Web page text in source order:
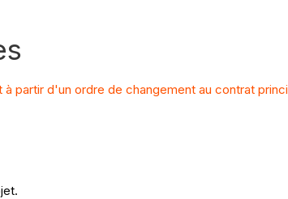
partir d'un ordre de changement au contrat